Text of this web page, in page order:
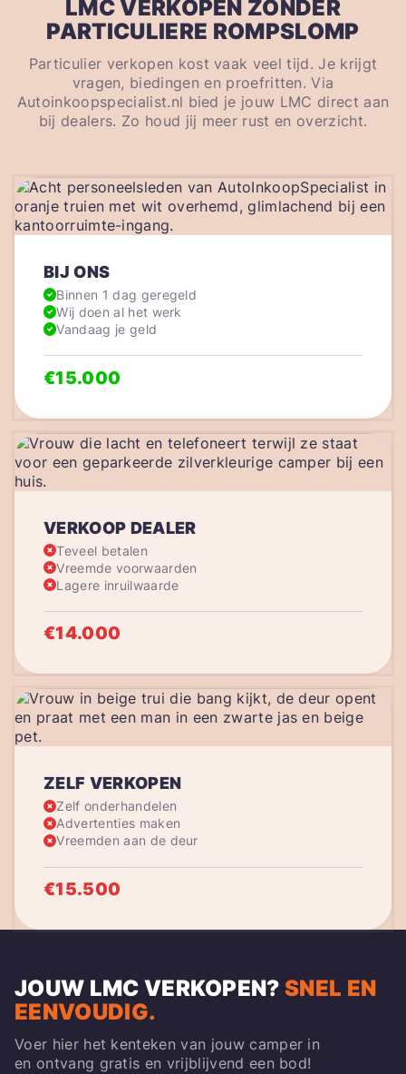
LMC VERKOPEN ZONDER
PARTICULIERE ROMPSLOMP
Particulier verkopen kost vaak veel tijd. Je krijgt
vragen, biedingen en proefritten. Via
Autoinkoopspecialist.nl bied je jouw LMC direct aan
bij dealers. Zo houd jij meer rust en overzicht.
VERKOOP DEALER
Teveel betalen
Vreemde voorwaarden
Lagere inruilwaarde
€14.000
BIJ ONS
Binnen 1 dag geregeld
Wij doen al het werk
Vandaag je geld
€15.000
ZELF VERKOPEN
Zelf onderhandelen
Advertenties maken
Vreemden aan de deur
€15.500
JOUW LMC VERKOPEN?SNEL EN
EENVOUDIG.
Voer hier het kenteken van jouw camper in
en ontvang gratis en vrijblijvend een bod!